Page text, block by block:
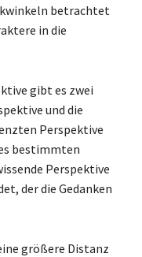
betrachtet
in die
gibt es zwei
und die
Perspektive
bestimmten
Perspektive
der die Gedanken
größere Distanz